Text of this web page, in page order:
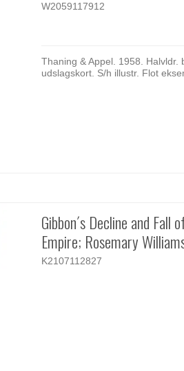
W2059117912
Thaning & Appel. 1958. Halvldr.
udslagskort. S/h illustr. Flot
Gibbon´s Decline and Fall
Empire; Rosemary
K2107112827